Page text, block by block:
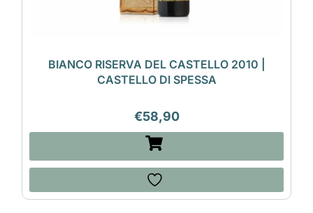
BIANCO RISERVA DEL CASTELLO 2010 |
CASTELLO DI SPESSA
€58,90